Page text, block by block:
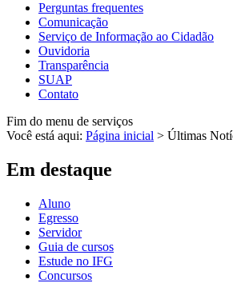
Perguntas frequentes
Comunicação
Serviço de Informação ao Cidadão
Ouvidoria
Transparência
SUAP
Contato
Fim do menu de serviços
Você está aqui: Página inicial > Últimas
Em destaque
Aluno
Egresso
Servidor
Guia de cursos
Estude no IFG
Concursos